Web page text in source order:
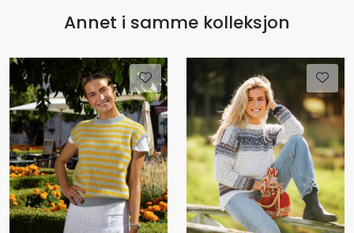
Annet i samme kolleksjon